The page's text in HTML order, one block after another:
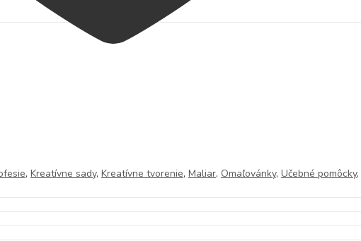
, Kreatívne sady, Kreatívne tvorenie, Maliar, Omaľovánky, Učebné pomôcky,